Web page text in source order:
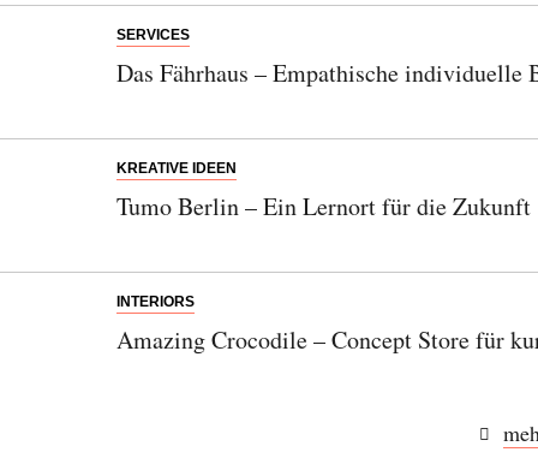
SERVICES
Das Fährhaus – Empathische individuelle
KREATIVE IDEEN
Tumo Berlin – Ein Lernort für die Zukunft
INTERIORS
Amazing Crocodile – Concept Store für